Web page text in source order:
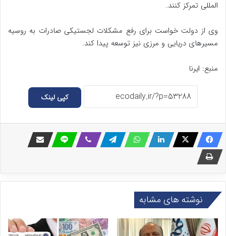
المللی تمرکز کنند.
وی از دولت خواست برای رفع مشکلات لجستیکی صادرات به روسیه
مسیرهای دریایی و مرزی نیز توسعه پیدا کند.
منبع: ایرنا
کپی لینک
نوشته های مشابه